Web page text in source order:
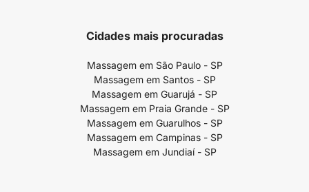
Cidades mais procuradas
Massagem em São Paulo - SP
Massagem em Santos - SP
Massagem em Guarujá - SP
Massagem em Praia Grande - SP
Massagem em Guarulhos - SP
Massagem em Campinas - SP
Massagem em Jundiaí - SP